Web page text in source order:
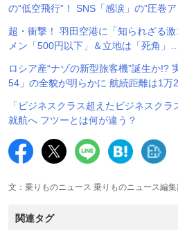
の“低空飛行”！ SNS「感涙」の”圧巻
超・衝撃！ 羽田空港に「知られざる
メン「500円以下」＆立地は「死角」
ロシア産“ナゾの新型旅客機”誕生か!?
54」の全貌が明らかに 航続距離は1万
「ビジネスクラス超えたビジネスク
就航へ フツーとは何が違う？
文：乗りものニュース 乗りものニュース編
関連タグ